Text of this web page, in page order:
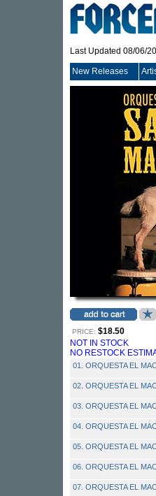
Last Updated 08/06/
New Releases
PRICE: $18.50
NOT IN STOCK
NO RESTOCK
01. ORQUESTA EL
02. ORQUESTA EL
03. ORQUESTA EL
04. ORQUESTA EL
05. ORQUESTA EL
06. ORQUESTA EL
07. ORQUESTA EL